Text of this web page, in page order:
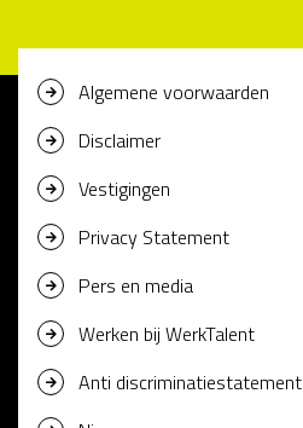
Algemene voorwaarden
Disclaimer
Vestigingen
Privacy Statement
Pers en media
Werken bij WerkTalent
Anti discriminatiestatement